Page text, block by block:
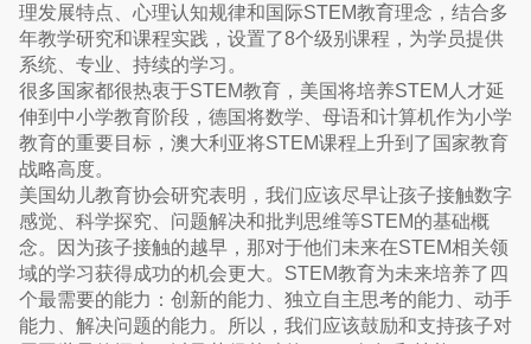
理发展特点、心理认知规律和国际STEM教育理念，结合多
年教学研究和课程实践，设置了8个级别课程，为学员提供
系统、专业、持续的学习。
很多国家都很热衷于STEM教育，美国将培养STEM人才延
伸到中小学教育阶段，德国将数学、母语和计算机作为小学
教育的重要目标，澳大利亚将STEM课程上升到了国家教育
战略高度。
美国幼儿教育协会研究表明，我们应该尽早让孩子接触数字
感觉、科学探究、问题解决和批判思维等STEM的基础概
念。因为孩子接触的越早，那对于他们未来在STEM相关领
域的学习获得成功的机会更大。STEM教育为未来培养了四
个最需要的能力：创新的能力、独立自主思考的能力、动手
能力、解决问题的能力。所以，我们应该鼓励和支持孩子对